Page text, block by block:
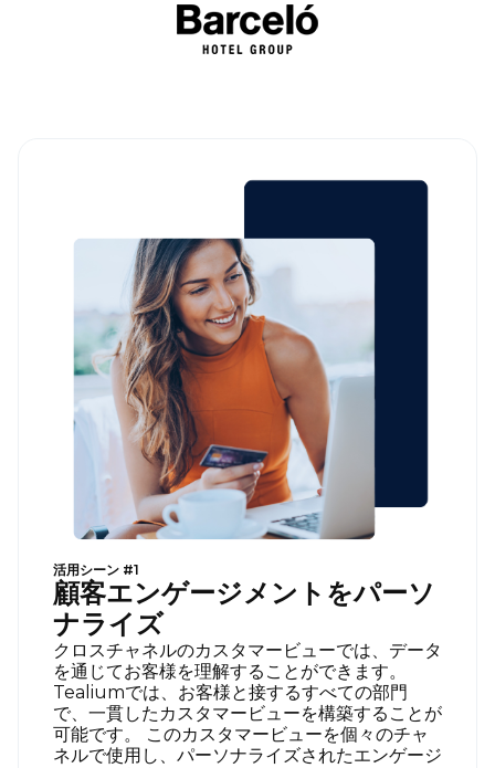
活用シーン #1
顧客エンゲージメントをパーソ
ナライズ
クロスチャネルのカスタマービューでは、データ
を通じてお客様を理解することができます。
Tealiumでは、お客様と接するすべての部門
で、一貫したカスタマービューを構築することが
可能です。 このカスタマービューを個々のチャ
ネルで使用し、パーソナライズされたエンゲージ